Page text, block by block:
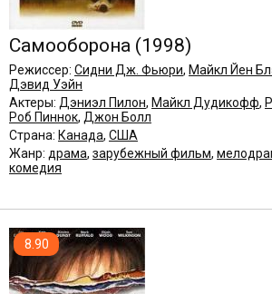
Самооборона (1998)
Режиссер: Сидни Дж. Фьюри, Майкл Йен
Дэвид Уэйн
Актеры: Дэниэл Пилон, Майкл Дудикофф,
Роб Пиннок, Джон Болл
Страна: Канада, США
Жанр: драма, зарубежный фильм,
комедия
8.90